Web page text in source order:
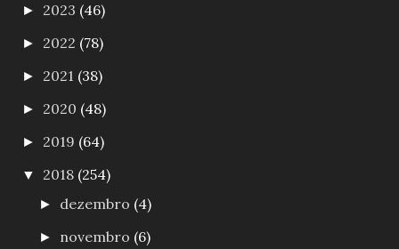
► 2023 (46)
► 2022 (78)
► 2021 (38)
► 2020 (48)
► 2019 (64)
▼ 2018 (254)
► dezembro (4)
► novembro (6)